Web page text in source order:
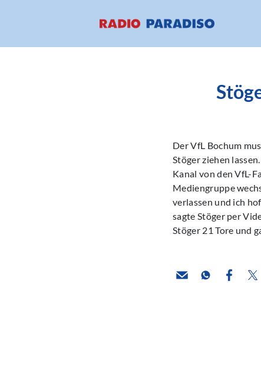
Der VfL Bochum
Stöger ziehen
Kanal von den VfL-
Mediengruppe
verlassen und ich
sagte Stöger per
Stöger 21 Tore und